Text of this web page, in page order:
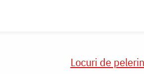
Locuri de